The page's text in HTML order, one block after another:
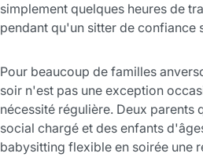
simplement quelques heures de
pendant qu'un sitter de confiance
Pour beaucoup de familles
soir n'est pas une exception
nécessité régulière. Deux parents
social chargé et des enfants
babysitting flexible en soirée une